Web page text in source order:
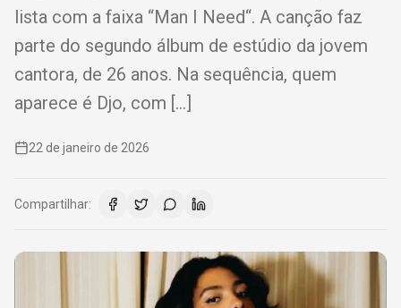
lista com a faixa “Man I Need“. A canção faz
parte do segundo álbum de estúdio da jovem
cantora, de 26 anos. Na sequência, quem
aparece é Djo, com […]
22 de janeiro de 2026
Compartilhar: